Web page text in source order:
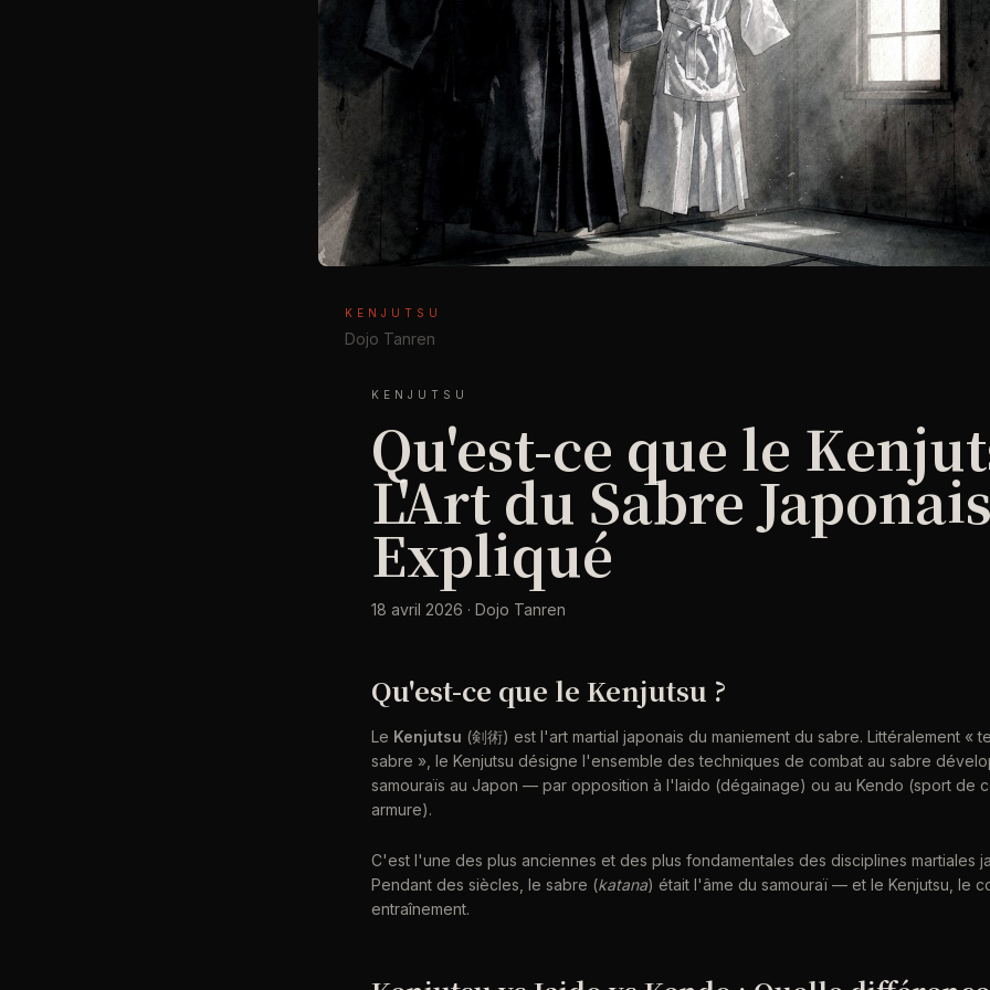
KENJUTSU
Dojo Tanren
KENJUTSU
Qu'est-ce que le
L'Art du Sabre
Expliqué
18 avril 2026 · Dojo Tanren
Qu'est-ce que le Kenjutsu ?
Le Kenjutsu (剣術) est l'art martial japonais du maniement du sabre. Littéralement «
sabre », le Kenjutsu désigne l'ensemble des techniques de combat au sabre
samouraïs au Japon — par opposition à l'Iaido (dégainage) ou au Kendo (sport de
armure).
C'est l'une des plus anciennes et des plus fondamentales des disciplines martiales
Pendant des siècles, le sabre (katana) était l'âme du samouraï — et le Kenjutsu, le
entraînement.